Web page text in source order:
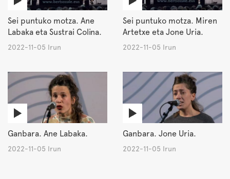
Sei puntuko motza. Ane
Labaka eta Sustrai Colina.
2022-11-05 Irun
Sei puntuko motza. Miren
Artetxe eta Jone Uria.
2022-11-05 Irun
Ganbara. Ane Labaka.
2022-11-05 Irun
Ganbara. Jone Uria.
2022-11-05 Irun